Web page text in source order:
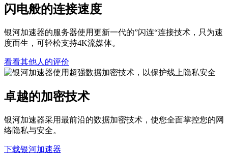
闪电般的连接速度
银河加速器的服务器使用更新一代的”闪连“连接技术，只为速
度而生，可轻松支持4K流媒体。
看看其他人的评价
卓越的加密技术
银河加速器采用最前沿的数据加密技术，使您全面掌控您的网
络隐私与安全。
下载银河加速器